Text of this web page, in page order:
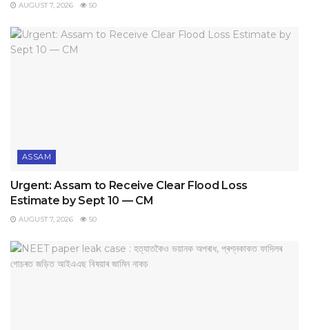
AUGUST 7, 2026 50
ASSAM
Urgent: Assam to Receive Clear Flood Loss
Estimate by Sept 10 — CM
AUGUST 7, 2026 50